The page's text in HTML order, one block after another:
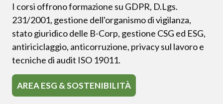
I corsi offrono formazione su GDPR, D.Lgs.
231/2001, gestione dell'organismo di vigilanza,
stato giuridico delle B-Corp, gestione CSG ed ESG,
antiriciclaggio, anticorruzione, privacy sul lavoro e
tecniche di audit ISO 19011.
AREA ESG & SOSTENIBILITÀ